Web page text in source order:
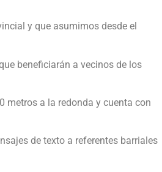
y que asumimos desde el
beneficiarán a vecinos de los
metros a la redonda y cuenta con
de texto a referentes barriales